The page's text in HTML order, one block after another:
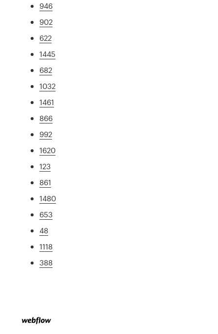
946
902
622
1445
682
1032
1461
866
992
1620
123
861
1480
653
48
1118
388